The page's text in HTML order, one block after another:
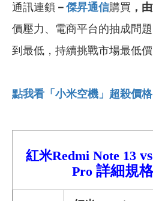
通訊連鎖 － 傑昇通信購買 ，
價壓力、電商平台的抽成問
到最低，持續挑戰市場最低價
點我看「小米空機」超殺價格
紅米Redmi Note 13
Pro 詳細規